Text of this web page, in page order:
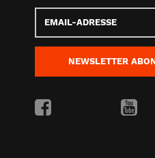
Email-
Adresse
NEWSLETTER